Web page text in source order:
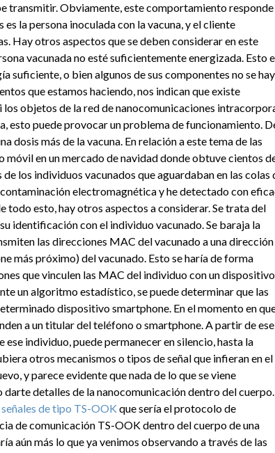
transmitir. Obviamente, este comportamiento responde
la persona inoculada con la vacuna, y el cliente
Hay otros aspectos que se deben considerar en este
vacunada no esté suficientemente energizada. Esto
suficiente, o bien algunos de sus componentes no se
que estamos haciendo, nos indican que existe
objetos de la red de nanocomunicaciones
esto puede provocar un problema de funcionamiento.
dosis más de la vacuna. En relación a este tema de las
en un mercado de navidad donde obtuve cientos
los individuos vacunados que aguardaban en las colas
electromagnética y he detectado con
todo esto, hay otros aspectos a considerar. Se trata del
identificación con el individuo vacunado. Se baraja la
las direcciones MAC del vacunado a una
más próximo) del vacunado. Esto se haría de forma
que vinculen las MAC del individuo con un dispositivo
un algoritmo estadístico, se puede determinar que las
dispositivo smartphone. En el momento en
a un titular del teléfono o smartphone. A partir de ese
individuo, puede permanecer en silencio, hasta la
otros mecanismos o tipos de señal que infieran en el
y parece evidente que nada de lo que se viene
detalles de la nanocomunicación dentro del cuerpo.
de tipo TS-OOK que sería el protocolo de
de comunicación TS-OOK dentro del cuerpo de una
aún más lo que ya venimos observando a través de las